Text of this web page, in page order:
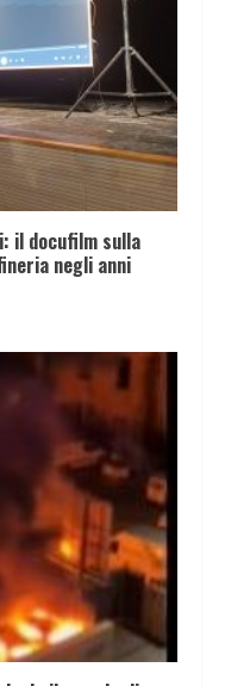
il docufilm sulla
negli anni